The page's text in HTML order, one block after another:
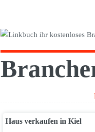
Haus verkaufen in Kiel